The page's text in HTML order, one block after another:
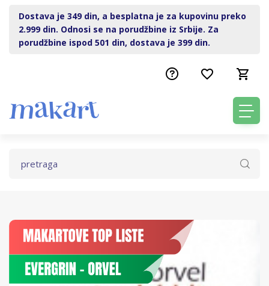
Dostava je 349 din, a besplatna je za kupovinu preko
2.999 din. Odnosi se na porudžbine iz Srbije. Za
porudžbine ispod 501 din, dostava je 399 din.